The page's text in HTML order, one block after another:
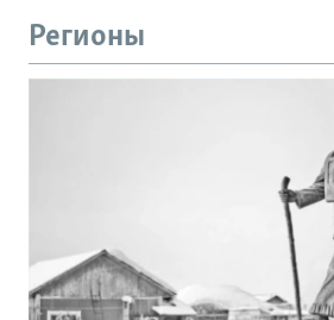
Регионы